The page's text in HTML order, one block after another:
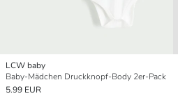
LCW baby
Baby-Mädchen Druckknopf-Body 2er-Pack
5.99 EUR